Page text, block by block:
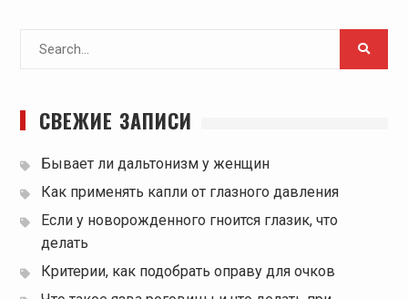
СВЕЖИЕ ЗАПИСИ
Бывает ли дальтонизм у женщин
Как применять капли от глазного давления
Если у новорожденного гноится глазик, что
делать
Критерии, как подобрать оправу для очков